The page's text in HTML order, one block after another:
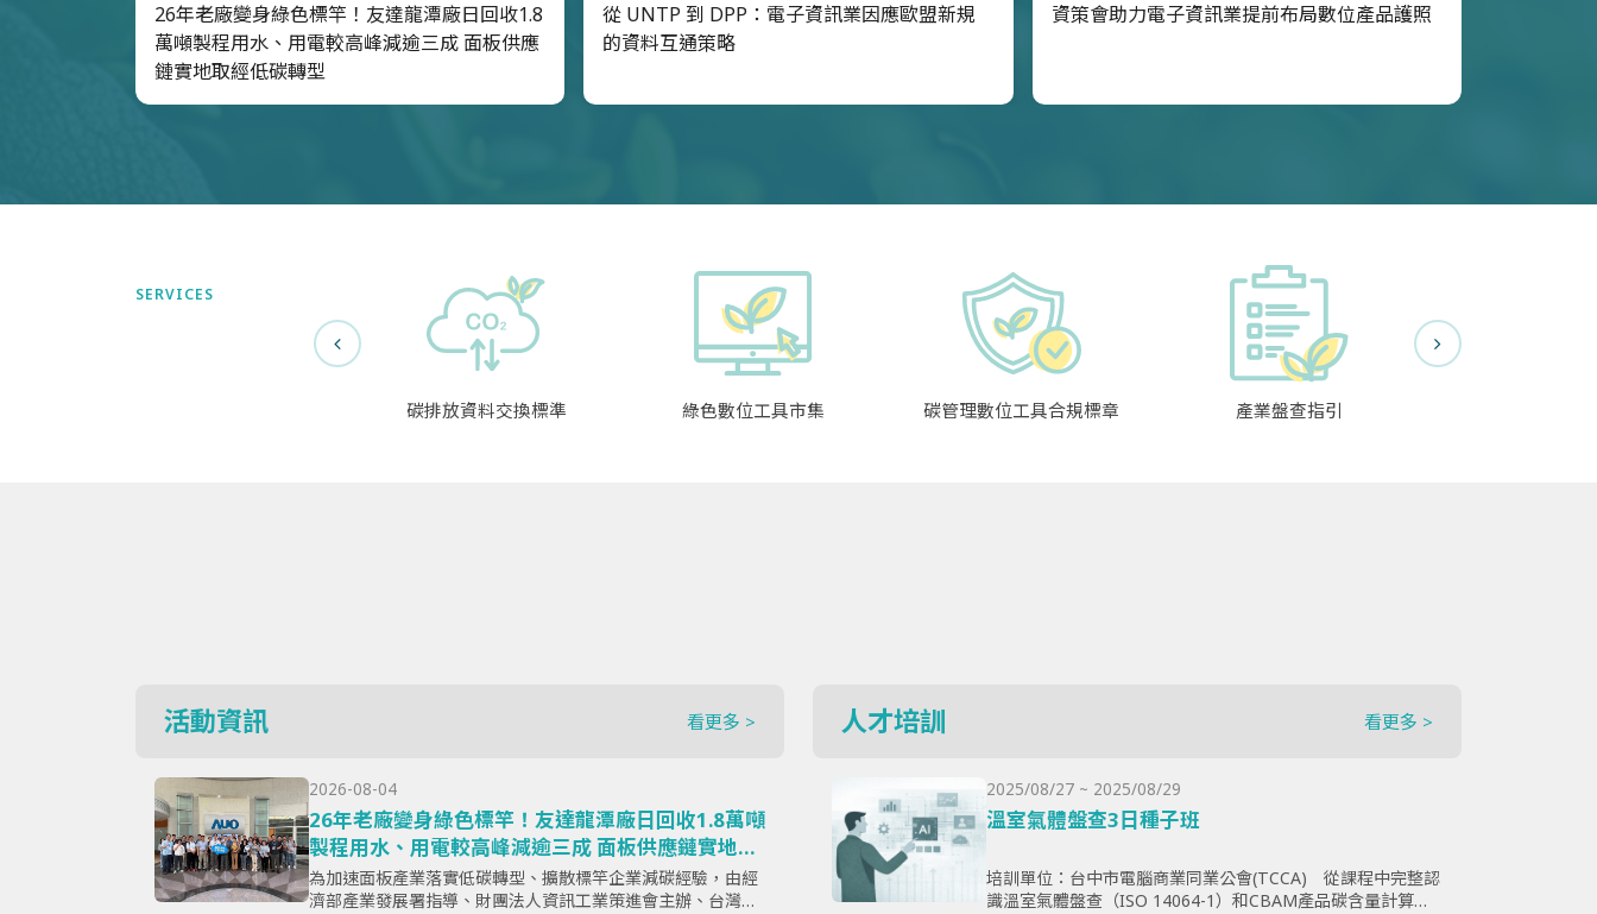
26年老廠變身綠色標竿！友達龍潭廠日回收1.8
萬噸製程用水、用電較高峰減逾三成 面板供應
鏈實地取經低碳轉型
從 UNTP 到 DPP：電子資訊業因應歐盟新規
的資料互通策略
資策會助力電子資訊業提前布局數位產品護照
SERVICES
碳排放資料交換標準 綠色數位工具市集 碳管理數位工具合規標章 產業盤查指引
活動資訊 看更多 >
2026-08-04
26年老廠變身綠色標竿！友達龍潭廠日回收1.8萬噸
製程用水、用電較高峰減逾三成 面板供應鏈實地取
經低碳轉型
為加速面板產業落實低碳轉型、擴散標竿企業減碳經驗，由經
濟部產業發展署指導、財團法人資訊工業策進會主辦、台灣顯
人才培訓 看更多 >
2025/08/27 ~ 2025/08/29
溫室氣體盤查3日種子班
培訓單位：台中市電腦商業同業公會(TCCA) 從課程中完整認
識溫室氣體盤查（ISO 14064-1）和CBAM產品碳含量計算原